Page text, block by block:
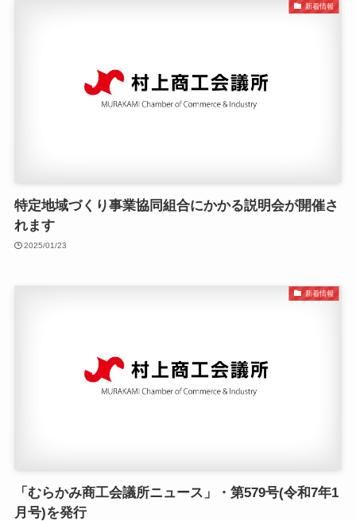
新着情報
特定地域づくり事業協同組合にかかる説明会が開催さ
れます
2025/01/23
新着情報
「むらかみ商工会議所ニュース」・第579号(令和7年1
月号)を発行